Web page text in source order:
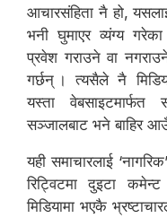
आचारसंहिता नै हो,
भनी घुमाएर व्यंग्य
प्रवेश गराउने वा
गर्छन् । त्यसैले नै
यस्ता
सञ्जालबाट भने बाहिर
यही समाचारलाई
रिट्विटमा दुइटा
मिडियामा भएकै